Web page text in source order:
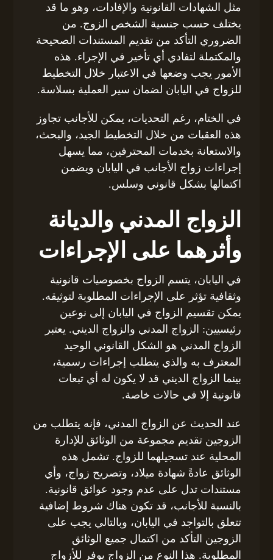
مثل الشهادات القانونية والإفادات، وهو ما قد
يختلف حسب جنسية الشخص الزوج. من
الضروري التأكد من تقديم المستندات الصحيحة
والمكتملة لتفادي أي تأخير في الإجراء. هذه
الأمور يجب وضعها في الاعتبار خلال التخطيط
للزواج في اليابان لضمان سير العملية بسلاسة.
في الختام، رغم التحديات، يمكن للأجانب تجاوز
هذه العقبات من خلال التخطيط الجيد، والبحث،
والاستعانة بخدمات المحترفين، مما يسهل
إجراءات زواج الأجانب في اليابان ويضمن
اكتمالها بشكل قانوني وسلس.
الزواج المدني والديانة
وأثرهما على الإجراءات
في اليابان، يتسم الزواج بخصوصيات قانونية
وثقافية تؤثر على الإجراءات المطلوبة لتوثيقه.
يمكن تقسيم الزواج في اليابان إلى نوعين
رئيسيين: الزواج المدني والزواج الديني. يعتبر
الزواج المدني هو الشكل القانوني الوحيد
المعترف به والذي يتطلب إجراءات رسمية،
بينما الزواج الديني قد لا يكون له أي تبعات
قانونية إلا في حالات خاصة.
عند الحديث عن الزواج المدني، فإنه يتطلب من
الزوجين تقديم مجموعة من الوثائق للإدارة
المحلية عند تسجيلهما للزواج. تشمل هذه
الوثائق عادةً شهادة ميلاد، وتصريح زواج، وأي
مستندات تدل على عدم وجود عوائق قانونية.
بالنسبة للأجانب، قد تكون هناك شروط إضافية
تتعلق بالتواجد في اليابان، وبالتالي يجب على
الزوجين التأكد من اكتمال جميع الوثائق
المطلوبة. هذا النوع من الزواج يوفر للأزواج